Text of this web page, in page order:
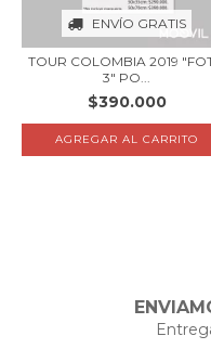
ENVÍO GRATIS
TOUR COLOMBIA 2019
3" PO...
$390.000
AGREGAR AL CARRITO